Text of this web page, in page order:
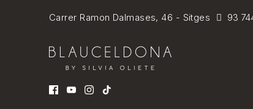
Carrer Ramon Dalmases, 46 - Sitges 93